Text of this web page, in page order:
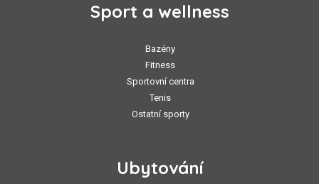
Sport a wellness
Bazény
Fitness
Sportovní centra
Tenis
Ostatní sporty
Ubytování